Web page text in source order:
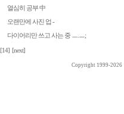
열심히 공부 中
오랜만에 사진 업 -
다이어리만 쓰고 사는 중 ㅡ.ㅡ;
[14] [next]
Copyright 1999-2026